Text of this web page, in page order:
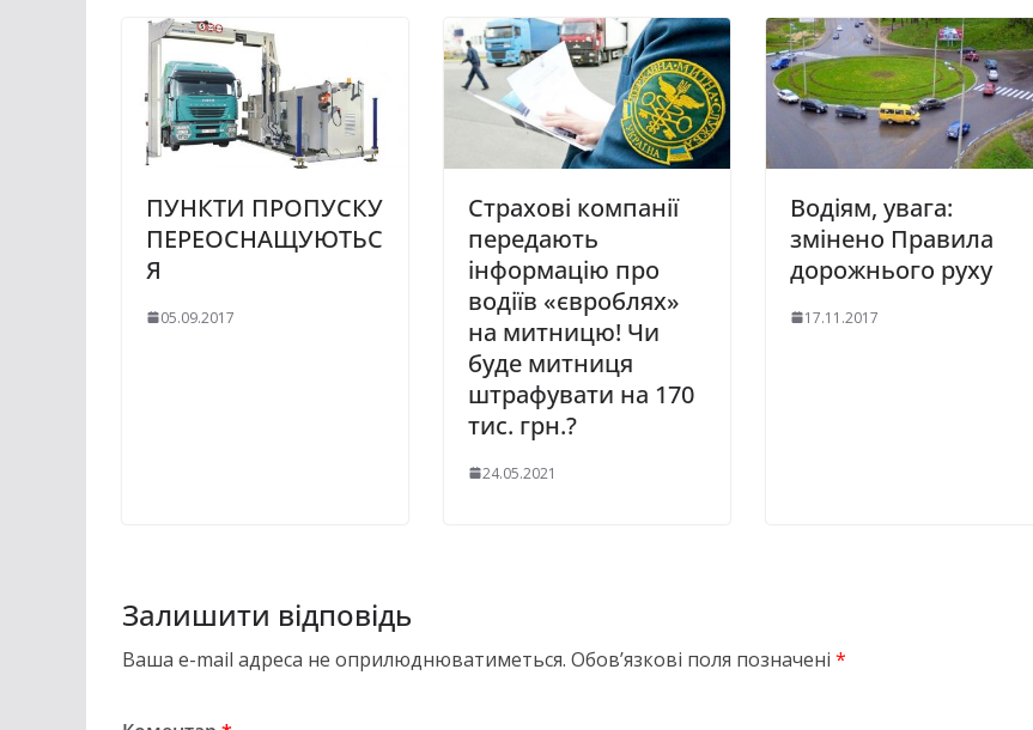
ПУНКТИ ПРОПУСКУ
ПЕРЕОСНАЩУЮТЬС
Я
05.09.2017
Страхові компанії
передають
інформацію про
водіїв «євроблях»
на митницю! Чи
буде митниця
штрафувати на 170
тис. грн.?
24.05.2021
Водіям, увага:
змінено Правила
дорожнього руху
17.11.2017
Залишити відповідь
Ваша e-mail адреса не оприлюднюватиметься. Обов’язкові поля позначені *